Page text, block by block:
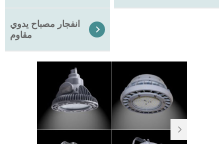
انفجار مصباح يدوي
مقاوم

